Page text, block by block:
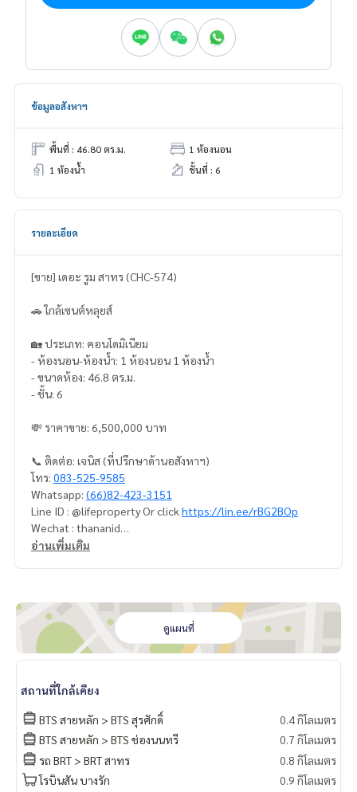
ข้อมูลอสังหาฯ
พื้นที่ : 46.80 ตร.ม.
1 ห้องนอน
1 ห้องน้ำ
ชั้นที่ : 6
รายละเอียด
[ขาย] เดอะ รูม สาทร (CHC-574)
🚗 ใกล้เซนต์หลุยส์
🏡 ประเภท: คอนโดมิเนียม
- ห้องนอน-ห้องน้ำ: 1 ห้องนอน 1 ห้องน้ำ
- ขนาดห้อง: 46.8 ตร.ม.
- ชั้น: 6
💸 ราคาขาย: 6,500,000 บาท
📞 ติดต่อ: เจนิส (ที่ปรึกษาด้านอสังหาฯ)
โทร: 083-525-9585
Whatsapp: (66)82-423-3151
Line ID : @lifeproperty Or click https://lin.ee/rBG2BOp
Wechat : thananid
อีเมล:lifeproperty.bkk@gmail.com
สังหาริมทรัพย์ในกรุงเทพฯ
เรามีทีมงานพร้อมให้คำปรึกษาและช่วยหาสถานที่ที่เหมาะสมที่สุด
ให้คุณ ฟรี!
#เช่าคอนโด #คอนโดให้เช่า #คอนโดติดรถไฟฟ้า #เอเจนท์คอนโ
ด #คอนโดติดbts #คอนโดใกล้รถไฟฟ้า #condoforrentbangko
k
#bangkokcondo #คอนโดพร้อมอยู่ #คอนโดน่าอยู่ #คอนโดน่า
ลงทุน #คอนโดหรู #condointhailand #thailandcondo
#thailandrealestate #thailandresidence #condoinvestme
nt #LifeProperty #เดอะรูมสาทร #SaintLouis
อ่านเพิ่มเติม
ดูแผนที่
สถานที่ใกล้เคียง
BTS สายหลัก > BTS สุรศักดิ์
0.4 กิโลเมตร
BTS สายหลัก > BTS ช่องนนทรี
0.7 กิโลเมตร
รถ BRT > BRT สาทร
0.8 กิโลเมตร
โรบินสัน บางรัก
0.9 กิโลเมตร